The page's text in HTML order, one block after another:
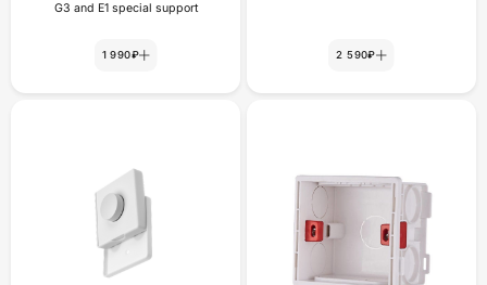
G3 and E1 special support
1 990₽ 2 590₽